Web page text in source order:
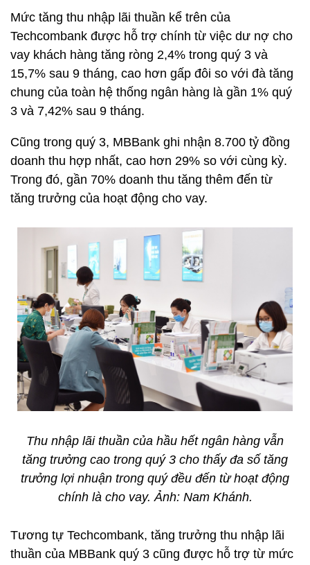
Mức tăng thu nhập lãi thuần kể trên của
Techcombank được hỗ trợ chính từ việc dư nợ cho
vay khách hàng tăng ròng 2,4% trong quý 3 và
15,7% sau 9 tháng, cao hơn gấp đôi so với đà tăng
chung của toàn hệ thống ngân hàng là gần 1% quý
3 và 7,42% sau 9 tháng.
Cũng trong quý 3, MBBank ghi nhận 8.700 tỷ đồng
doanh thu hợp nhất, cao hơn 29% so với cùng kỳ.
Trong đó, gần 70% doanh thu tăng thêm đến từ
tăng trưởng của hoạt động cho vay.
Thu nhập lãi thuần của hầu hết ngân hàng vẫn
tăng trưởng cao trong quý 3 cho thấy đa số tăng
trưởng lợi nhuận trong quý đều đến từ hoạt động
chính là cho vay. Ảnh: Nam Khánh.
Tương tự Techcombank, tăng trưởng thu nhập lãi
thuần của MBBank quý 3 cũng được hỗ trợ từ mức